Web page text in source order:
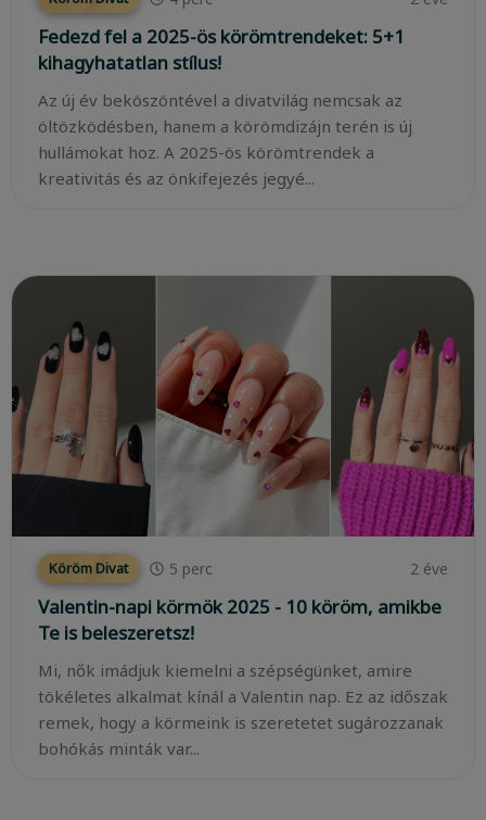
Fedezd fel a 2025-ös körömtrendeket: 5+1
kihagyhatatlan stílus!
Az új év beköszöntével a divatvilág nemcsak az
öltözködésben, hanem a körömdizájn terén is új
hullámokat hoz. A 2025-ös körömtrendek a
kreativitás és az önkifejezés jegyé...
Köröm Divat 5 perc 2 éve
Valentin-napi körmök 2025 - 10 köröm, amikbe
Te is beleszeretsz!
Mi, nők imádjuk kiemelni a szépségünket, amire
tökéletes alkalmat kínál a Valentin nap. Ez az időszak
remek, hogy a körmeink is szeretetet sugározzanak
bohókás minták var...